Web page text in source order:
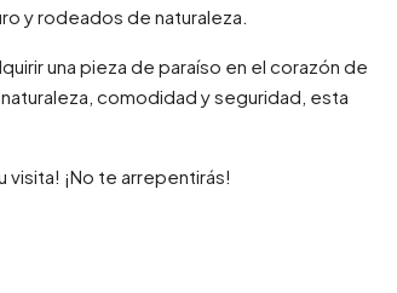
y rodeados de naturaleza.
una pieza de paraíso en el corazón de
comodidad y seguridad, esta
visita! ¡No te arrepentirás!